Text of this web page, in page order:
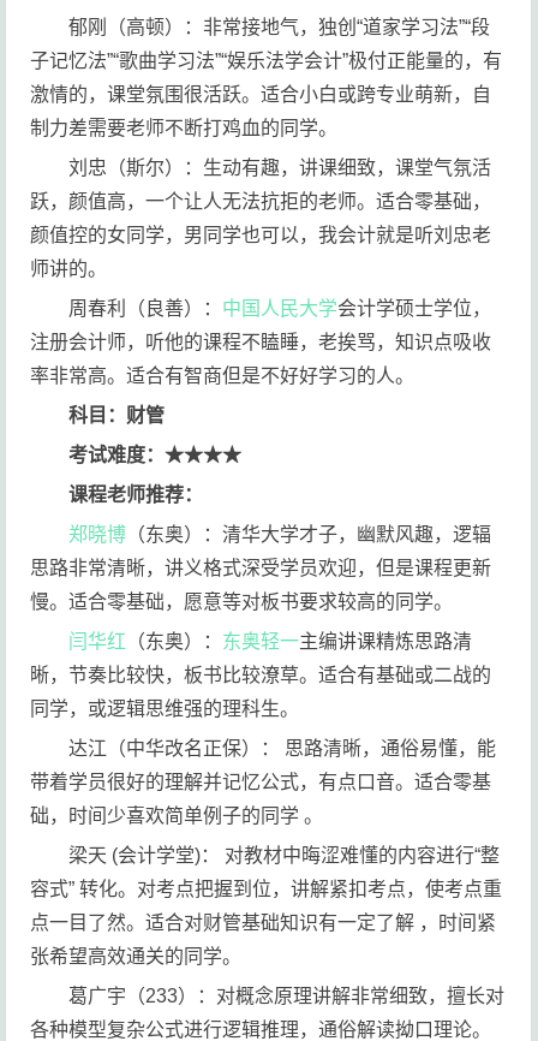
郁刚（高顿）：非常接地气，独创“道家学习法”“段
子记忆法”“歌曲学习法”“娱乐法学会计”极付正能量的，有
激情的，课堂氛围很活跃。适合小白或跨专业萌新，自
制力差需要老师不断打鸡血的同学。
刘忠（斯尔）：生动有趣，讲课细致，课堂气氛活
跃，颜值高，一个让人无法抗拒的老师。适合零基础，
颜值控的女同学，男同学也可以，我会计就是听刘忠老
师讲的。
周春利（良善）： 中国人民大学会计学硕士学位，
注册会计师，听他的课程不瞌睡，老挨骂，知识点吸收
率非常高。适合有智商但是不好好学习的人。
科目：财管
考试难度：★★★★
课程老师推荐：
郑晓博 （东奥）：清华大学才子，幽默风趣，逻辐
思路非常清晰，讲义格式深受学员欢迎，但是课程更新
慢。适合零基础，愿意等对板书要求较高的同学。
闫华红 （东奥）： 东奥轻一主编讲课精炼思路清
晰，节奏比较快，板书比较潦草。适合有基础或二战的
同学，或逻辑思维强的理科生。
达江（中华改名正保）： 思路清晰，通俗易懂，能
带着学员很好的理解并记忆公式，有点口音。适合零基
础，时间少喜欢简单例子的同学 。
梁天 (会计学堂)： 对教材中晦涩难懂的内容进行“整
容式” 转化。对考点把握到位，讲解紧扣考点，使考点重
点一目了然。适合对财管基础知识有一定了解 ，时间紧
张希望高效通关的同学。
葛广宇（233）：对概念原理讲解非常细致，擅长对
各种模型复杂公式进行逻辑推理，通俗解读拗口理论。